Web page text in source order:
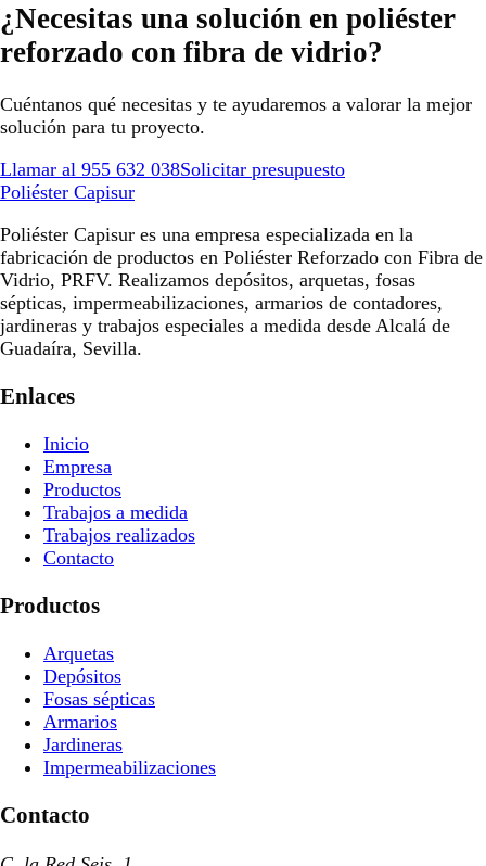
¿Necesitas una solución en poliéster
reforzado con fibra de vidrio?
Cuéntanos qué necesitas y te ayudaremos a valorar la mejor
solución para tu proyecto.
Llamar al 955 632 038Solicitar presupuesto
Poliéster Capisur
Poliéster Capisur es una empresa especializada en la
fabricación de productos en Poliéster Reforzado con Fibra de
Vidrio, PRFV. Realizamos depósitos, arquetas, fosas
sépticas, impermeabilizaciones, armarios de contadores,
jardineras y trabajos especiales a medida desde Alcalá de
Guadaíra, Sevilla.
Enlaces
Inicio
Empresa
Productos
Trabajos a medida
Trabajos realizados
Contacto
Productos
Arquetas
Depósitos
Fosas sépticas
Armarios
Jardineras
Impermeabilizaciones
Contacto